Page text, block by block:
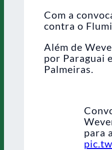
Com a
contra o
Além de
por Paraguai
Palmeiras.
para